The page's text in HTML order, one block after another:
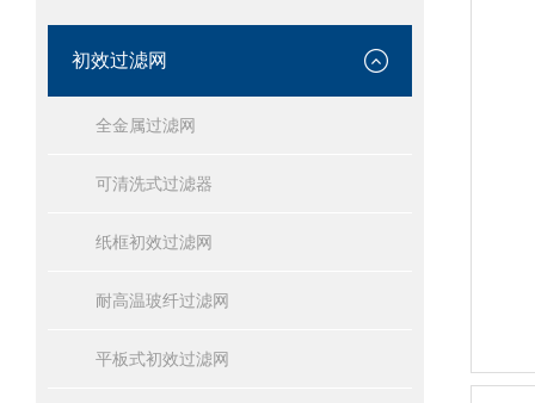
初效过滤网
全金属过滤网
可清洗式过滤器
纸框初效过滤网
耐高温玻纤过滤网
平板式初效过滤网